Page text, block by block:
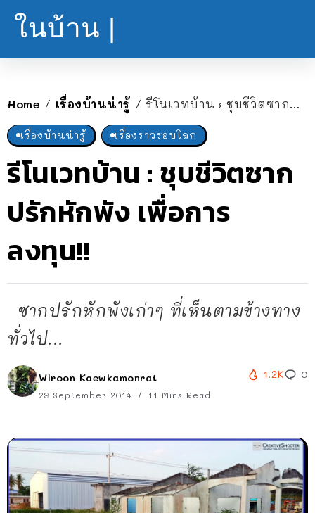
ในบ้าน |
Home / เรื่องบ้านน่ารู้ / รีโนเวทบ้าน : ชุบชีวิตซากปรักหักพัง เพื่อการลงทุน!!
เรื่องบ้านน่ารู้ เรื่องราวรอบโลก
รีโนเวทบ้าน : ชุบชีวิตซาก
ปรักหักพัง เพื่อการ
ลงทุน!!
ซากปรักหักพังเก่าๆ ที่เห็นตามข้างทาง
ทั่วไป...
Wiroon Kaewkamonrat
29 September 2014 11 Mins Read
1.2K 0